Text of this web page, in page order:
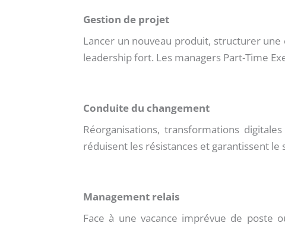
Gestion de projet
Lancer un nouveau produit, structurer
leadership fort. Les managers Part-Time
Conduite du changement
Réorganisations, transformations
réduisent les résistances et garantissent le
Management relais
Face à une vacance imprévue de poste